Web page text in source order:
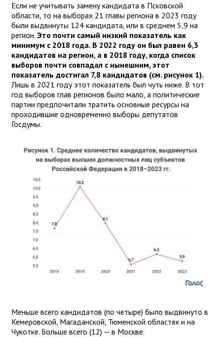
Если не учитывать замену кандидата в Псковской
области, то на выборах 21 главы региона в 2023 году
были выдвинуты 124 кандидата, или в среднем 5,9 на
регион. Это почти самый низкий показатель как
минимум с 2018 года. В 2022 году он был равен 6,3
кандидатов на регион, а в 2018 году, когда список
выборов почти совпадал с нынешним, этот
показатель достигал 7,8 кандидатов (см. рисунок 1).
Лишь в 2021 году этот показатель был чуть ниже. В тот
год выборов глав регионов было мало, а политические
партии предпочитали тратить основные ресурсы на
проходившие одновременно выборы депутатов
Госдумы.
Меньше всего кандидатов (по четыре) было выдвинуто в
Кемеровской, Магаданской, Тюменской областях и на
Чукотке. Больше всего (12) — в Москве.